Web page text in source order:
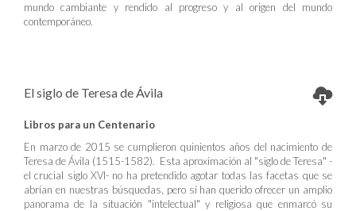
mundo cambiante y rendido al progreso y al origen del mundo
contemporáneo.
El siglo de Teresa de Ávila
Libros para un Centenario
En marzo de 2015 se cumplieron quinientos años del nacimiento de
Teresa de Ávila (1515-1582). Esta aproximación al "siglo de Teresa" -
el crucial siglo XVI- no ha pretendido agotar todas las facetas que se
abrían en nuestras búsquedas, pero sí han querido ofrecer un amplio
panorama de la situación "intelectual" y religiosa que enmarcó su